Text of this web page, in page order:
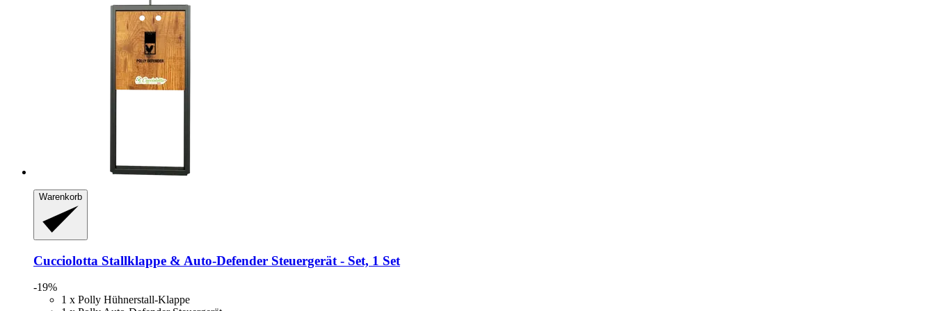
Warenkorb
Cucciolotta Stallklappe & Auto-​Defender Steuergerät -​ Set, 1 Set
-19%
1 x Polly Hühnerstall-Klappe